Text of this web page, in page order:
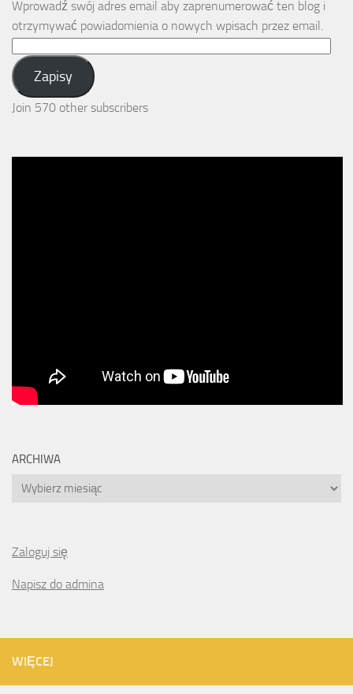
Wprowadź swój adres email aby zaprenumerować ten blog i
otrzymywać powiadomienia o nowych wpisach przez email.
Address:
Zapisy
Join 570 other subscribers
ARCHIWA
Archiwa
Zaloguj się
Napisz do admina
WIĘCEJ